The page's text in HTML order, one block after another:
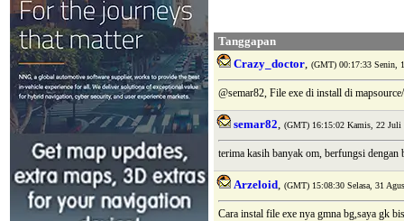
Tanggapan
Crazy_doctor, (GMT) 00:17:33 Senin,
@semar82, File exe di install di
semar82, (GMT) 16:15:02 Kamis, 22 Juli
terima kasih banyak om, berfungsi dengan
Arzeloid, (GMT) 15:08:30 Selasa, 31
Cara instal file exe nya gmna bg,saya gk